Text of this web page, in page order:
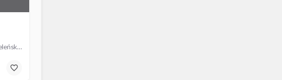
Sklep Fuks Boya-Żeleńskiego Bydgoszcz na ulicy Boya-Żeleńskiego 16 to prawdziwa kopalnia mody second hand.…